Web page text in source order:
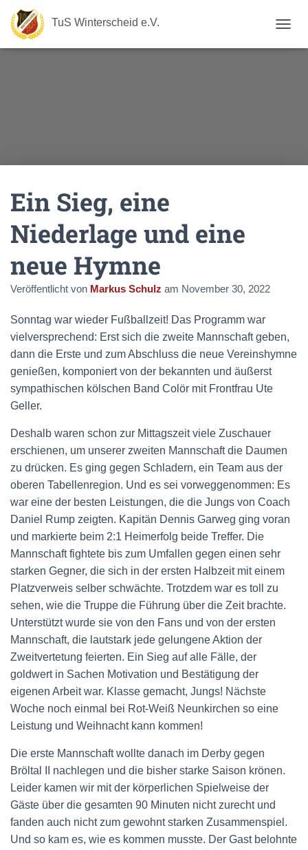
TuS Winterscheid e.V.
A
U
Ein Sieg, eine
Niederlage und eine
neue Hymne
Veröffentlicht von Markus Schulz am November 30, 2022
Sonntag war wieder Fußballzeit! Das Programm war
vielversprechend: Erst sich die zweite Mannschaft geben,
dann die Erste und zum Abschluss die neue Vereinshymne
genießen, komponiert von der bekannten und äußerst
sympathischen kölschen Band Colör mit Frontfrau Ute
Geller.
Deshalb waren schon zur Mittagszeit viele Zuschauer
erschienen, um unserer zweiten Mannschaft die Daumen
zu drücken. Es ging gegen Schladern, ein Team aus der
oberen Tabellenregion. Und es sei vorweggenommen: Es
war eine der besten Leistungen, die die Jungs von Coach
Daniel Rump zeigten. Kapitän Dennis Garweg ging voran
und markierte beim 2:1 Heimerfolg beide Treffer. Die
Mannschaft fightete bis zum Umfallen gegen einen sehr
starken Gegner, die sich in der ersten Halbzeit mit einem
Platzverweis selber schwächte. Trotzdem war es toll zu
sehen, wie die Truppe die Führung über die Zeit brachte.
Unterstützt wurde sie von den Fans und von der ersten
Mannschaft, die lautstark jede gelungene Aktion der
Zweitvertetung feierten. Ein Sieg auf alle Fälle, der
goldwert in Sachen Motivation und Bestätigung der
eigenen Arbeit war. Klasse gemacht, Jungs! Nächste
Woche noch einmal bei Rot-Weiß Neunkirchen so eine
Leistung und Weihnacht kann kommen!
Die erste Mannschaft wollte danach im Derby gegen
Bröltal II nachlegen und die bisher starke Saison krönen.
Leider kamen wir mit der körperlichen Spielweise der
Gäste über die gesamten 90 Minuten nicht zurecht und
fanden auch nicht zum gewohnt starken Zusammenspiel.
Und so kam es, wie es kommen musste. Der Gast belohnte